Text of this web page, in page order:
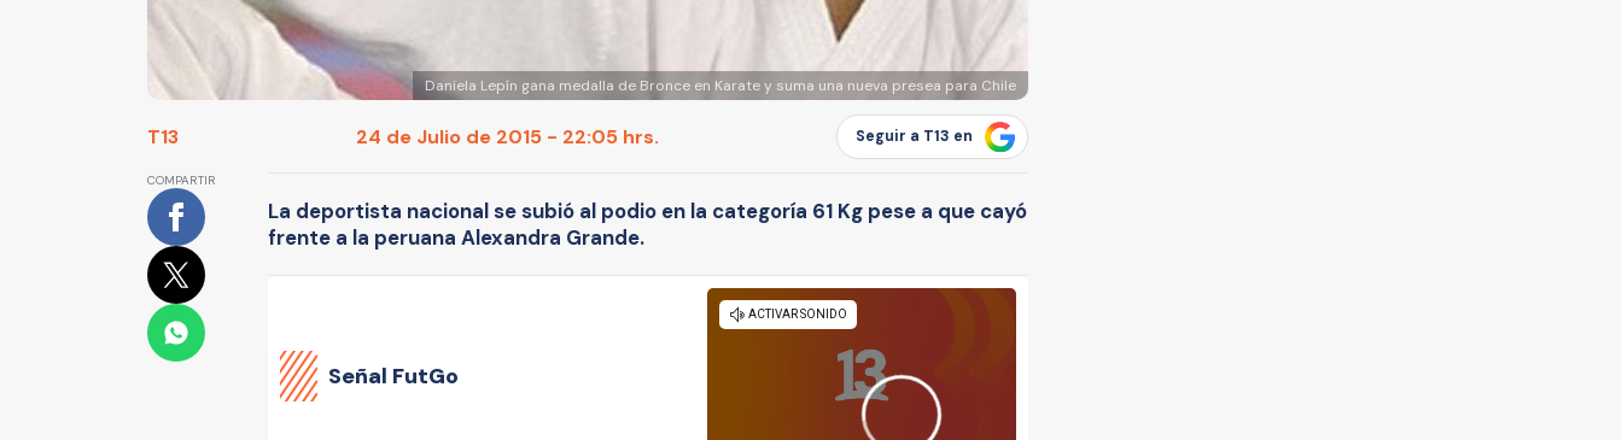
Daniela Lepín gana medalla de Bronce en Karate y suma una nueva presea para Chile
T13 24 de Julio de 2015 - 22:05 hrs. Seguir a T13 en
COMPARTIR
La deportista nacional se subió al podio en la categoría 61 Kg pese a que cayó
frente a la peruana Alexandra Grande.
Señal FutGo